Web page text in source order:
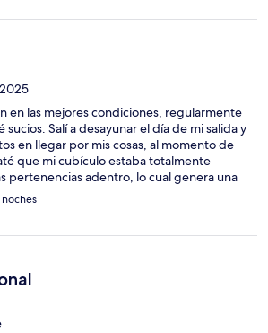
en las mejores condiciones, regularmente
Salí a desayunar el día de mi salida y
en llegar por mis cosas, al momento de
que mi cubículo estaba totalmente
pertenencias adentro, lo cual genera una
personal ya que no te dan la privacidad, y
que tuve me cobraron 20€.